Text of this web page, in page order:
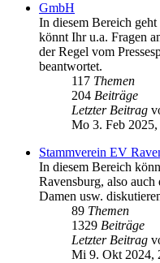
GmbH
In diesem Bereich
könnt Ihr u.a. Fragen
der Regel vom
beantwortet.
117 Themen
204 Beiträge
Letzter Beitrag
Mo 3. Feb
Stammverein EV
In diesem Bereich
Ravensburg, also
Damen usw.
89 Themen
1329 Beiträge
Letzter Beitrag
Mi 9. Okt 2024,